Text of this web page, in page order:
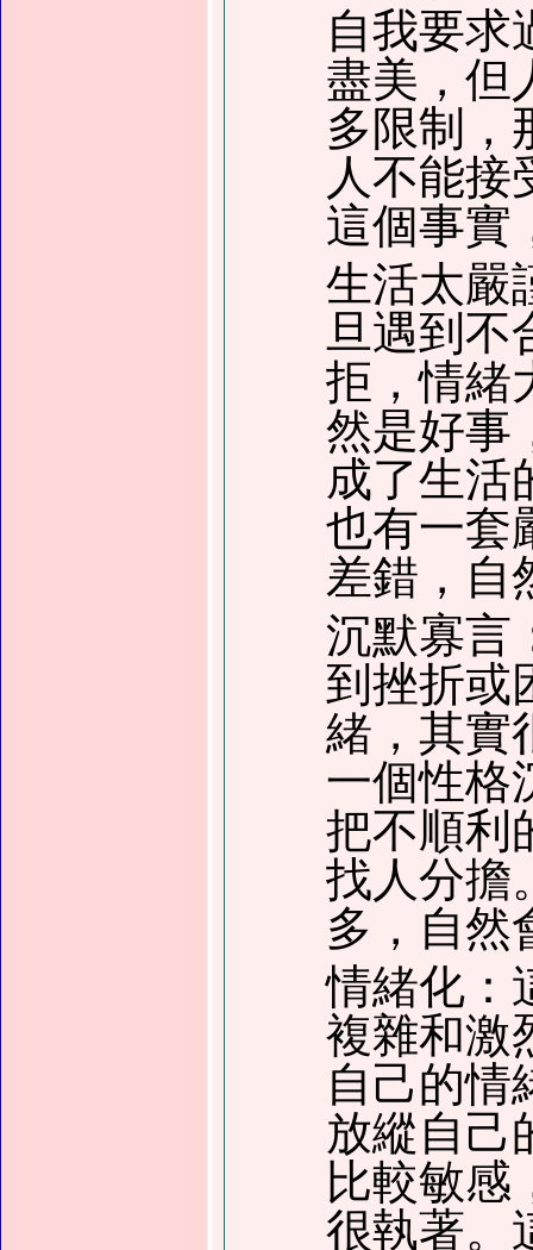
自我要求
盡美，但
多限制，
人不能接
這個事實
生活太嚴
旦遇到不
拒，情緒
然是好事
成了生活
也有一套
差錯，自
沉默寡言
到挫折或
緒，其實
一個性格
把不順利
找人分擔
多，自然
情緒化：
複雜和激
自己的情
放縱自己
比較敏感
很執著。